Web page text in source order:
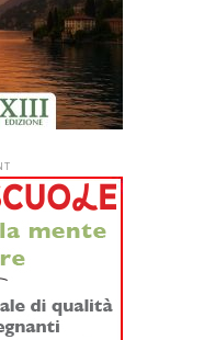
#ioleggoperché
a tutti gli asili nido
educative per la
aderire